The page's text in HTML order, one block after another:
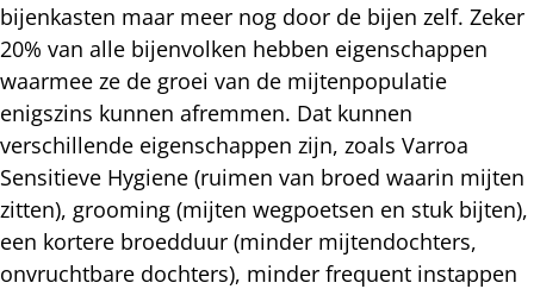
bijenkasten maar meer nog door de bijen zelf. Zeker
20% van alle bijenvolken hebben eigenschappen
waarmee ze de groei van de mijtenpopulatie
enigszins kunnen afremmen. Dat kunnen
verschillende eigenschappen zijn, zoals Varroa
Sensitieve Hygiene (ruimen van broed waarin mijten
zitten), grooming (mijten wegpoetsen en stuk bijten),
een kortere broedduur (minder mijtendochters,
onvruchtbare dochters), minder frequent instappen